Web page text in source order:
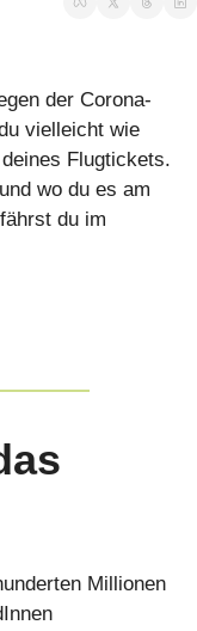
der Corona-
vielleicht wie
Flugtickets.
wo du es am
du im
Millionen